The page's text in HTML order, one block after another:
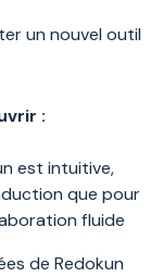
un nouvel outil
:
est intuitive,
que pour
fluide
de Redokun